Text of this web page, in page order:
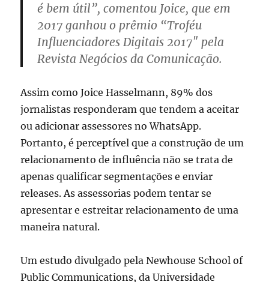
é bem útil”, comentou Joice, que em
2017 ganhou o prêmio “Troféu
Influenciadores Digitais 2017″ pela
Revista Negócios da Comunicação.
Assim como Joice Hasselmann, 89% dos
jornalistas responderam que tendem a aceitar
ou adicionar assessores no WhatsApp.
Portanto, é perceptível que a construção de um
relacionamento de influência não se trata de
apenas qualificar segmentações e enviar
releases. As assessorias podem tentar se
apresentar e estreitar relacionamento de uma
maneira natural.
Um estudo divulgado pela Newhouse School of
Public Communications, da Universidade